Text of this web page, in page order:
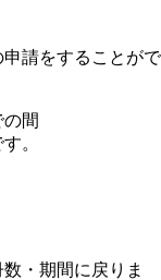
請をすることがで
間
。
・期間に戻りま